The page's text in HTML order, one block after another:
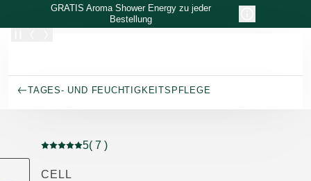
Zum Hauptinhalt wechseln
GRATIS Aroma Shower Energy zu jeder
Bestellung
TAGES- UND FEUCHTIGKEITSPFLEGE
Aktuelle Bewertung: 5 von 5 Sternen bewertet von 7
5( 7 )
CELL